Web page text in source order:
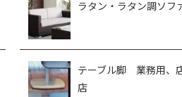
ラタン・ラタン調ソフ
テーブル脚 業務用、
店